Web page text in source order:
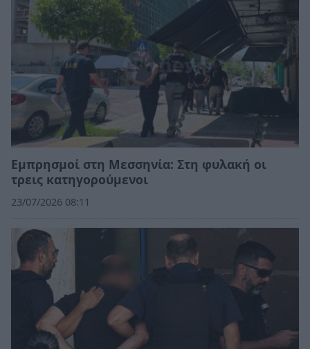
Εμπρησμοί στη Μεσσηνία: Στη φυλακή οι
τρεις κατηγορούμενοι
23/07/2026 08:11